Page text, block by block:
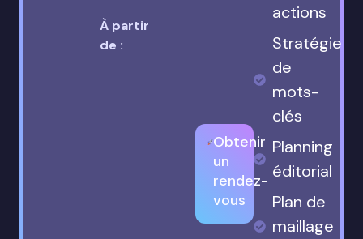
À partir
de :
Obtenir
un
rendez-
vous
actions
Stratégie
de
mots-
clés
Planning
éditorial
Plan de
maillage